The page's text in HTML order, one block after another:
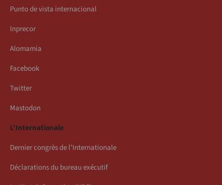
Punto de vista internacional
Inprecor
Alomamia
Facebook
Twitter
Mastodon
L’Internationale
Dernier congrès de l’Internationale
Déclarations du bureau exécutif